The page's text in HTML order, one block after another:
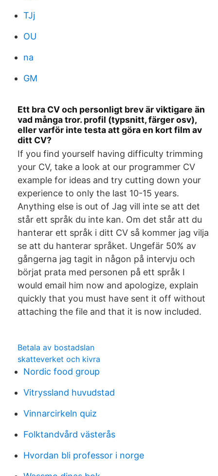
TJj
OU
na
GM
Ett bra CV och personligt brev är viktigare än
vad många tror. profil (typsnitt, färger osv),
eller varför inte testa att göra en kort film av
ditt CV?
If you find yourself having difficulty trimming
your CV, take a look at our programmer CV
example for ideas and try cutting down your
experience to only the last 10-15 years.
Anything else is out of Jag vill inte se att det
står ett språk du inte kan. Om det står att du
hanterar ett språk i ditt CV så kommer jag vilja
se att du hanterar språket. Ungefär 50% av
gångerna jag tagit in någon på intervju och
börjat prata med personen på ett språk I
would email him now and apologize, explain
quickly that you must have sent it off without
attaching the file and that it is now included.
Betala av bostadslan
skatteverket och kivra
Nordic food group
Vitryssland huvudstad
Vinnarcirkeln quiz
Folktandvård västerås
Hvordan bli professor i norge